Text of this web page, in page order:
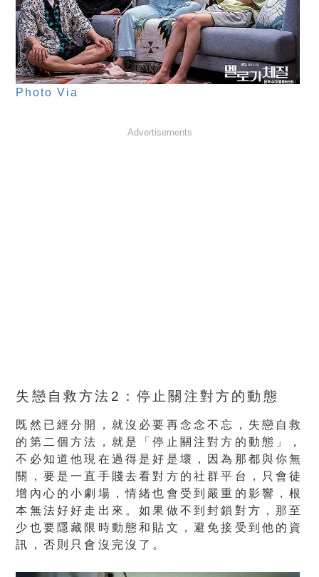
Photo Via
Advertisements
失戀自救方法2：停止關注對方的動態
既然已經分開，就沒必要再念念不忘，失戀自救
的第二個方法，就是「停止關注對方的動態」，
不必知道他現在過得是好是壞，因為那都與你無
關，要是一直手賤去看對方的社群平台，只會徒
增內心的小劇場，情緒也會受到嚴重的影響，根
本無法好好走出來。如果做不到封鎖對方，那至
少也要隱藏限時動態和貼文，避免接受到他的資
訊，否則只會沒完沒了。